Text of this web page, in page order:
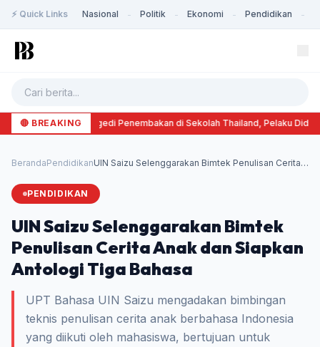
⚡ Quick Links Nasional - Politik - Ekonomi - Pendidikan -
🔴 BREAKING Tragedi Penembakan di Sekolah Thailand, Pelaku
BerandaPendidikanUIN Saizu Selenggarakan Bimtek Penulisan Cerita
PENDIDIKAN
UIN Saizu Selenggarakan Bimtek
Penulisan Cerita Anak dan Siapkan
Antologi Tiga Bahasa
UPT Bahasa UIN Saizu mengadakan bimbingan
teknis penulisan cerita anak berbahasa Indonesia
yang diikuti oleh mahasiswa, bertujuan untuk